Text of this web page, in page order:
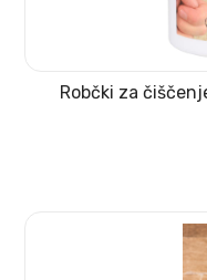
Robčki za